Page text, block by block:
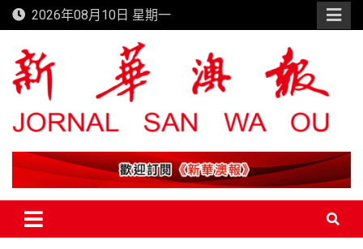
Skip
to
content
2026年08月10日 星期一
新華澳報